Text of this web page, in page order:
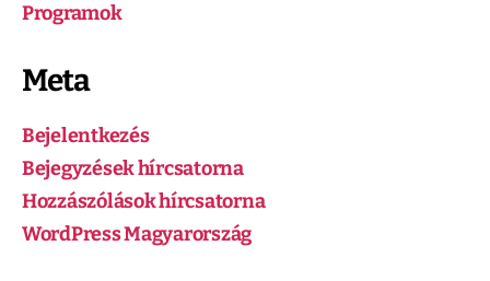
Programok
Meta
Bejelentkezés
Bejegyzések hírcsatorna
Hozzászólások hírcsatorna
WordPress Magyarország